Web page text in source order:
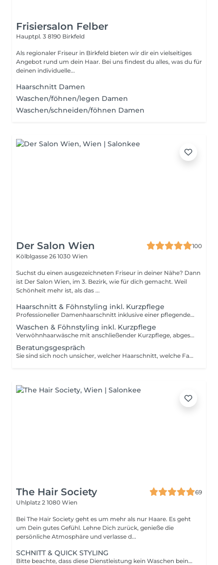
Frisiersalon Felber
Hauptpl. 3 8190 Birkfeld
Als regionaler Friseur in Birkfeld bieten wir dir ein vielseitiges
Angebot rund um dein Haar. Bei uns findest du alles, was du für
deinen individuelle...
Haarschnitt Damen
Waschen/föhnen/legen Damen
Waschen/schneiden/föhnen Damen
Der Salon Wien
100
Kölblgasse 26 1030 Wien
Suchst du einen ausgezeichneten Friseur in deiner Nähe? Dann
ist Der Salon Wien, im 3. Bezirk, wie für dich gemacht. Weil
Schönheit mehr ist, als das ...
Haarschnitt & Föhnstyling inkl. Kurzpflege
Professioneller Damenhaarschnitt inklusive einer pflegenden Kurzbehandlung. Die Pflege wird auf Haartyp und Haarzustand abgestimmt und sorgt für bessere Kämmbarkeit und ein gepflegtes Haargefühl. Zum Abschluss Föhnstyling nach Wunsch.
Waschen & Föhnstyling inkl. Kurzpflege
Verwöhnhaarwäsche mit anschließender Kurzpflege, abgestimmt auf Haartyp und Haarzustand. Zum Abschluss professionelles Föhnstyling nach Wunsch.
Beratungsgespräch
Sie sind sich noch unsicher, welcher Haarschnitt, welche Farbe oder welche Pflege am besten zu Ihnen passt? In unserem Beratungsgespräch nehmen wir uns bewusst Zeit für Sie. Wir besprechen Ihre Wünsche, analysieren Ihre Haarstruktur und Ihre Ausgangssituation genau und finden gemeinsam die passende Lösung für Sie. Ideal, wenn Sie sich vorab mehr Klarheit und eine professionelle Einschätzung wünschen.
The Hair Society
69
Uhlplatz 2 1080 Wien
Bei The Hair Society geht es um mehr als nur Haare. Es geht
um Dein gutes Gefühl. Lehne Dich zurück, genieße die
persönliche Atmosphäre und verlasse d...
SCHNITT & QUICK STYLING
Bitte beachte, dass diese Dienstleistung kein Waschen beinhaltete. Bitte wasche deine Haare vor deinem Termin andernfalls berechnen wir das waschen vor Ort.